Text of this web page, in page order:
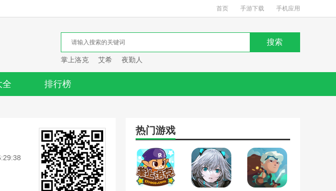
首页 手游下载 手机应用
掌上洛克 艾希 夜勤人
全 排行榜
热门游戏